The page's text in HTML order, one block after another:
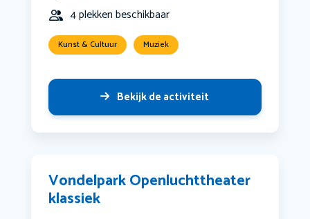
4 plekken beschikbaar
Kunst & Cultuur Muziek
Bekijk de activiteit
Vondelpark Openluchttheater
klassiek